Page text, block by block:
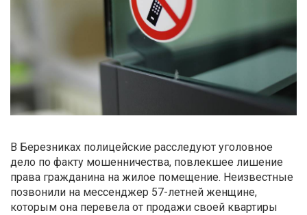
В Березниках полицейские расследуют уголовное
дело по факту мошенничества, повлекшее лишение
права гражданина на жилое помещение. Неизвестные
позвонили на мессенджер 57-летней женщине,
которым она перевела от продажи своей квартиры